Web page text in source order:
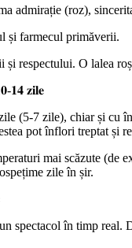
admirație (roz),
și farmecul primăverii.
și respectului. O lalea
𝟏𝟒 𝐳𝐢𝐥𝐞
(5-7 zile), chiar și cu
pot înflori treptat și
mai scăzute
zile în șir.
spectacol în timp